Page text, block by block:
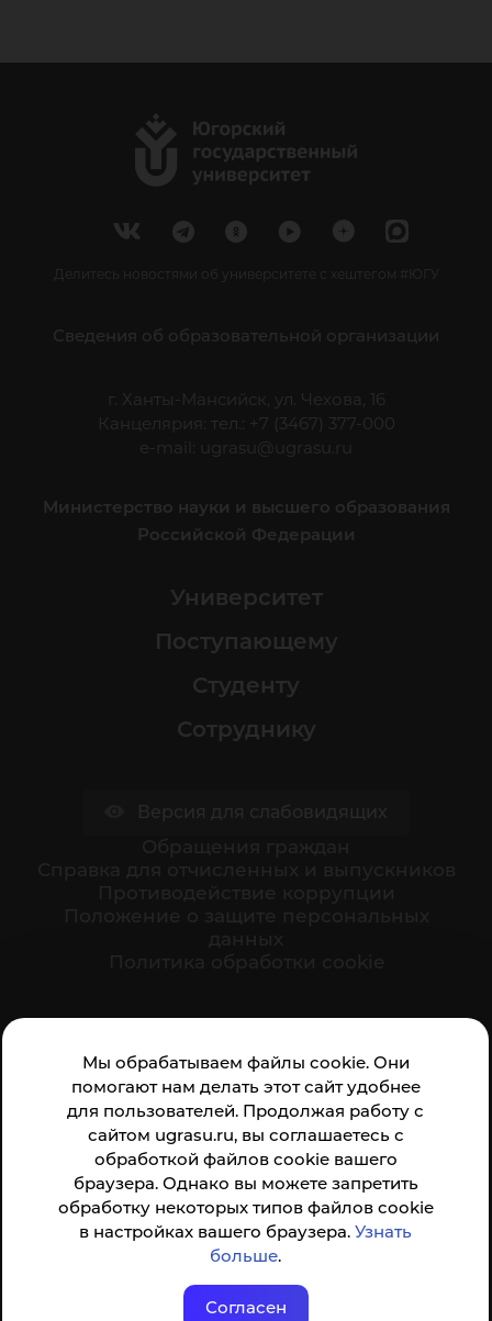
Мы обрабатываем файлы cookie. Они
помогают нам делать этот сайт удобнее
для пользователей. Продолжая работу с
сайтом ugrasu.ru, вы соглашаетесь с
обработкой файлов cookie вашего
браузера. Однако вы можете запретить
обработку некоторых типов файлов cookie
в настройках вашего браузера.Узнать
больше.
Согласен
Делитесь новостями об университете с хештегом #ЮГУ
Сведения об образовательной организации
г. Ханты-Мансийск, ул. Чехова, 16
Канцелярия: тел.: +7 (3467) 377-000
e-mail:
ugrasu@ugrasu.ru
Министерство науки и высшего образования
Российской Федерации
Университет
Поступающему
Студенту
Сотруднику
организации:
Анкета доступна по QR-коду, а так же по прямой
ссылке